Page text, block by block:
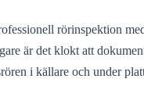
rörinspektion
är det klokt att
i källare och under